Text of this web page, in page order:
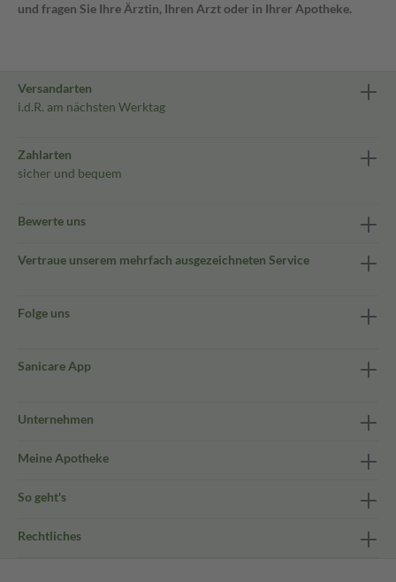
und fragen Sie Ihre Ärztin, Ihren Arzt oder in Ihrer Apotheke.
Versandarten
i.d.R. am nächsten Werktag
Zahlarten
sicher und bequem
Bewerte uns
Vertraue unserem mehrfach ausgezeichneten Service
Folge uns
Sanicare App
Unternehmen
Meine Apotheke
So geht's
Rechtliches